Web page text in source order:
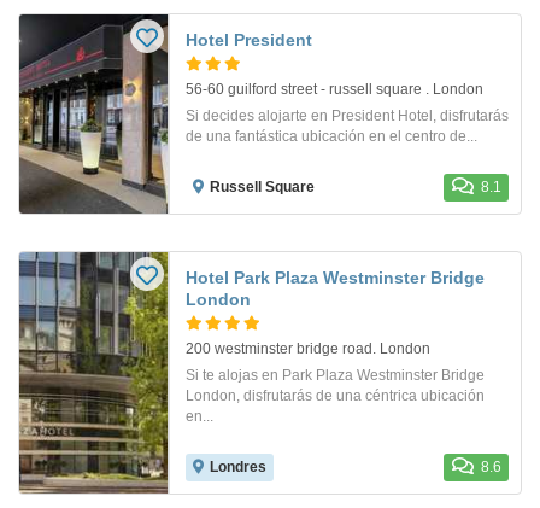
Hotel President
56-60 guilford street - russell square . London
Si decides alojarte en President Hotel, disfrutarás
de una fantástica ubicación en el centro de...
Russell Square 8.1
Hotel Park Plaza Westminster Bridge
London
200 westminster bridge road. London
Si te alojas en Park Plaza Westminster Bridge
London, disfrutarás de una céntrica ubicación
en...
Londres 8.6